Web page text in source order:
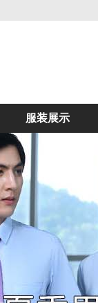
服装展示